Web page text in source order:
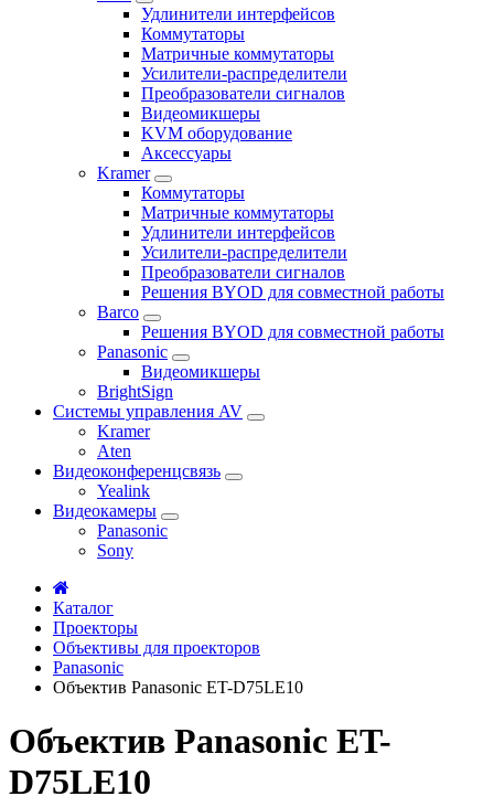
Удлинители интерфейсов
Коммутаторы
Матричные коммутаторы
Усилители-распределители
Преобразователи сигналов
Видеомикшеры
KVM оборудование
Аксессуары
Kramer
Коммутаторы
Матричные коммутаторы
Удлинители интерфейсов
Усилители-распределители
Преобразователи сигналов
Решения BYOD для совместной работы
Barco
Решения BYOD для совместной работы
Panasonic
Видеомикшеры
BrightSign
Системы управления AV
Kramer
Aten
Видеоконференцсвязь
Yealink
Видеокамеры
Panasonic
Sony
Каталог
Проекторы
Объективы для проекторов
Panasonic
Объектив Panasonic ET-D75LE10
Объектив Panasonic ET-
D75LE10